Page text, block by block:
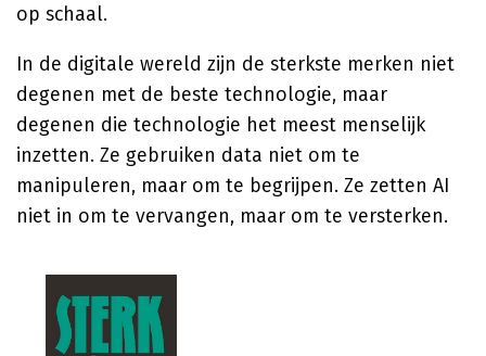
op schaal.
In de digitale wereld zijn de sterkste merken niet
degenen met de beste technologie, maar
degenen die technologie het meest menselijk
inzetten. Ze gebruiken data niet om te
manipuleren, maar om te begrijpen. Ze zetten AI
niet in om te vervangen, maar om te versterken.